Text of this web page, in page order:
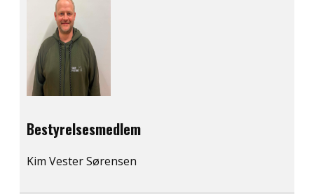
Bestyrelsesmedlem
Kim Vester Sørensen